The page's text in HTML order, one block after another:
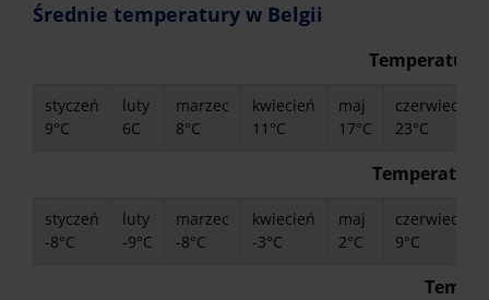
Średnie temperatury w Belgii
styczeń
9°C
luty
6C
marzec
8°C
kwiecień
11°C
maj
17°C
czerwiec
23°C
styczeń
-8°C
luty
-9°C
marzec
-8°C
kwiecień
-3°C
maj
2°C
czerwiec
9°C